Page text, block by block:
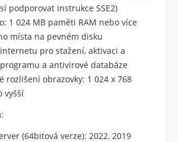
podporovat instrukce SSE2)
1 024 MB paměti RAM nebo více
místa na pevném disku
pro stažení, aktivaci a
a antivirové databáze
rozlišení obrazovky: 1 024 x 768
vyšší
(64bitová verze): 2022, 2019